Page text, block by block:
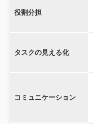
役割分担
タスクの見える化
コミュニケーション